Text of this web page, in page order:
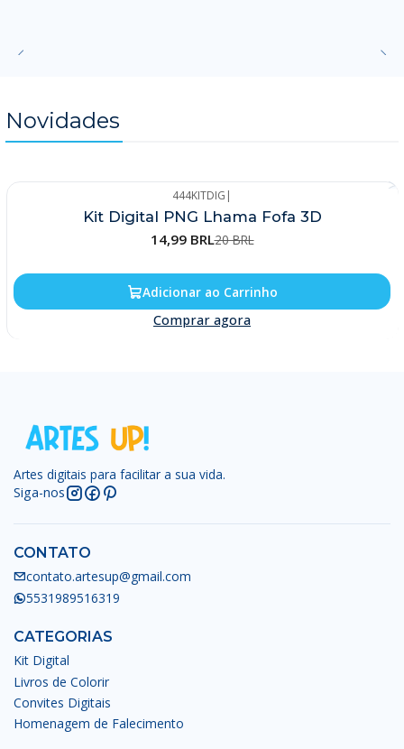
Novidades
444KITDIG |
Kit Digital PNG Lhama Fofa 3D
14,99 BRL20 BRL
Adicionar ao Carrinho
Comprar agora
Artes digitais para facilitar a sua vida.
Siga-nos
CONTATO
contato.artesup@gmail.com
5531989516319
CATEGORIAS
Kit Digital
Livros de Colorir
Convites Digitais
Homenagem de Falecimento